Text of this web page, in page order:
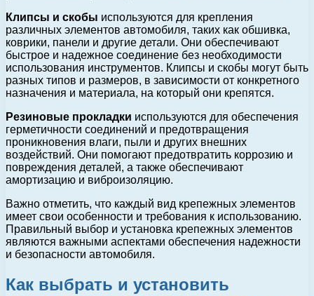
Клипсы и скобы используются для крепления
различных элементов автомобиля, таких как обшивка,
коврики, панели и другие детали. Они обеспечивают
быстрое и надежное соединение без необходимости
использования инструментов. Клипсы и скобы могут быть
разных типов и размеров, в зависимости от конкретного
назначения и материала, на который они крепятся.
Резиновые прокладки используются для обеспечения
герметичности соединений и предотвращения
проникновения влаги, пыли и других внешних
воздействий. Они помогают предотвратить коррозию и
повреждения деталей, а также обеспечивают
амортизацию и виброизоляцию.
Важно отметить, что каждый вид крепежных элементов
имеет свои особенности и требования к использованию.
Правильный выбор и установка крепежных элементов
являются важными аспектами обеспечения надежности
и безопасности автомобиля.
Как выбрать и установить